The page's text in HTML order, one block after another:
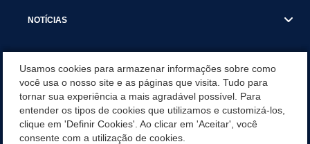
NOTÍCIAS
VISITE SÃO VICENTE
INSTITUCIONAL
Usamos cookies para armazenar informações sobre como
você usa o nosso site e as páginas que visita. Tudo para
tornar sua experiência a mais agradável possível. Para
entender os tipos de cookies que utilizamos e customizá-los,
clique em 'Definir Cookies'. Ao clicar em 'Aceitar', você
consente com a utilização de cookies.